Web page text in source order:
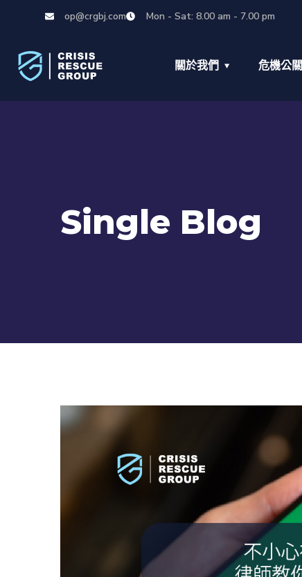
op@crgbj.com Mon - Sat: 8.00 am - 7.00 pm
關於我們 危機公關
Single Blog